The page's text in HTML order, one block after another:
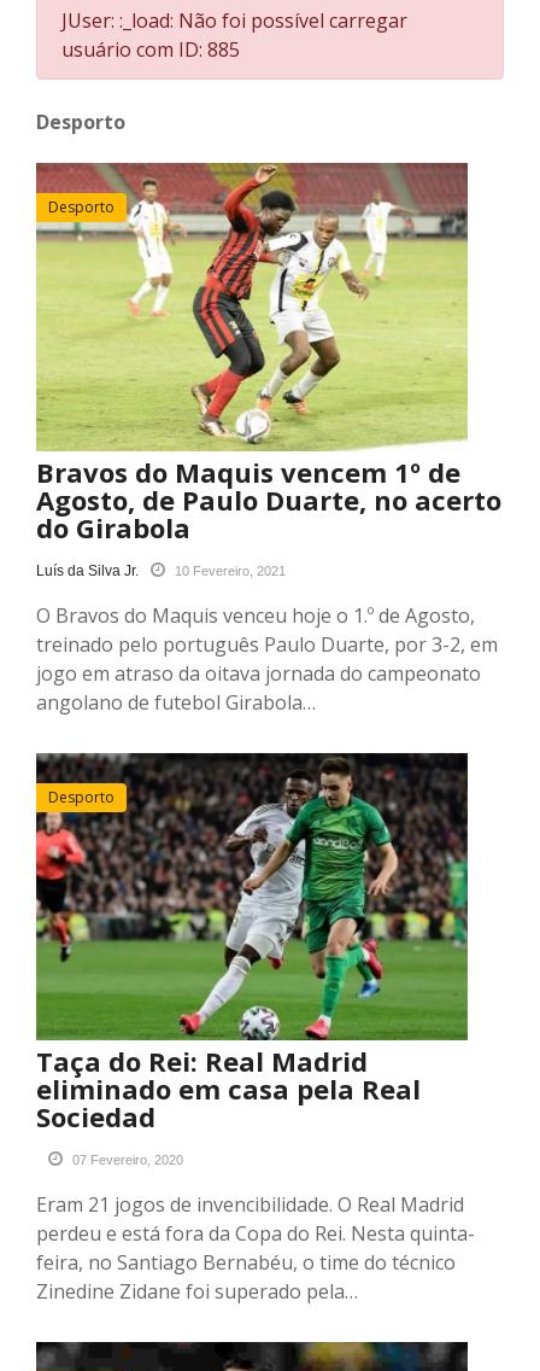
JUser: :_load: Não foi possível carregar
usuário com ID: 885
Desporto
Desporto
Bravos do Maquis vencem 1º de
Agosto, de Paulo Duarte, no acerto
do Girabola
Luís da Silva Jr. 10 Fevereiro, 2021
O Bravos do Maquis venceu hoje o 1.º de Agosto,
treinado pelo português Paulo Duarte, por 3-2, em
jogo em atraso da oitava jornada do campeonato
angolano de futebol Girabola…
Desporto
Taça do Rei: Real Madrid
eliminado em casa pela Real
Sociedad
07 Fevereiro, 2020
Eram 21 jogos de invencibilidade. O Real Madrid
perdeu e está fora da Copa do Rei. Nesta quinta-
feira, no Santiago Bernabéu, o time do técnico
Zinedine Zidane foi superado pela…